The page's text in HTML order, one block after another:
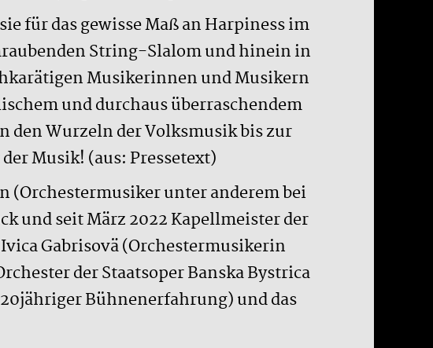
für das gewisse Maß an Harpiness im
String-Slalom und hinein in
Musikerinnen und Musikern
und durchaus überraschendem
den Wurzeln der Volksmusik bis zur
Musik! (aus: Pressetext)
(Orchestermusiker unter anderem bei
und seit März 2022 Kapellmeister der
Gabrisovä (Orchestermusikerin
der Staatsoper Banska Bystrica
Bühnenerfahrung) und das